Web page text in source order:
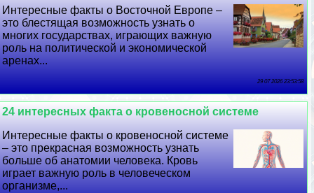
Интересные факты о Восточной Европе –
это блестящая возможность узнать о
многих государствах, играющих важную
роль на политической и экономической
аренах...
29 07 2026 23:53:58
24 интересных факта о кровеносной системе
Интересные факты о кровеносной системе
– это прекрасная возможность узнать
больше об анатомии человека. Кровь
играет важную роль в человеческом
организме,...